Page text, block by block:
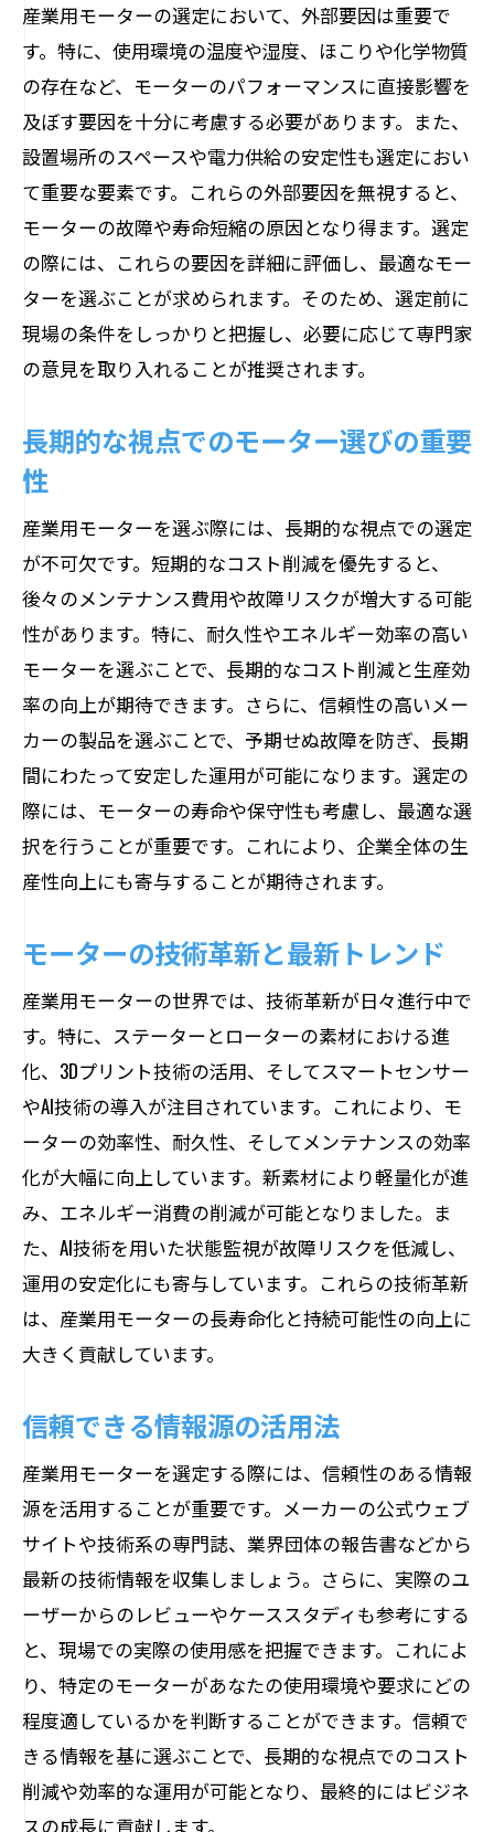
専門家による点検の重要性
故障予防につながるメンテナンス法
トラブルシューティングの具体例
最適なモーター選択は生産効率の向上につな
がる
生産効率を高めるモーターの選び方
効率的な運用を実現するためのポイント
モーターがもたらす生産ラインの変革
効率化によるコストの削減効果
最適化されたモーターがもたらす競争力
信頼できるモーターの供給元を見極めるため
信頼性の高いサプライヤーの特徴
供給元選びで失敗しないためのチェック
ポイント
評価の高いメーカーの選定基準
アフターサービスの重要性
供給元と長期的な関係構築を目指す
地元サプライヤーを選ぶ利点
口コミを活用した賢いモーター選びのテクニ
ック
口コミ情報の信頼性を見極める方法
実際の使用例から学ぶ選定のポイント
レビューサイトの賢い利用法
口コミを基にした実証済みの選定方法
他ユーザーの意見を反映した選び方
オンライン購入時に注意したいモーターの品
質保証と返品対応
オンライン購入でのトラブルを防ぐ方法
品質保証のチェックポイント
返品ポリシーの確認事項
オンラインサポートの活用法
購入前に確認すべき契約内容
産業用モーターの選定において、外部要因は重要で
す。特に、使用環境の温度や湿度、ほこりや化学物質
の存在など、モーターのパフォーマンスに直接影響を
及ぼす要因を十分に考慮する必要があります。また、
設置場所のスペースや電力供給の安定性も選定におい
て重要な要素です。これらの外部要因を無視すると、
モーターの故障や寿命短縮の原因となり得ます。選定
の際には、これらの要因を詳細に評価し、最適なモー
ターを選ぶことが求められます。そのため、選定前に
現場の条件をしっかりと把握し、必要に応じて専門家
の意見を取り入れることが推奨されます。
長期的な視点でのモーター選びの重要
性
産業用モーターを選ぶ際には、長期的な視点での選定
が不可欠です。短期的なコスト削減を優先すると、
後々のメンテナンス費用や故障リスクが増大する可能
性があります。特に、耐久性やエネルギー効率の高い
モーターを選ぶことで、長期的なコスト削減と生産効
率の向上が期待できます。さらに、信頼性の高いメー
カーの製品を選ぶことで、予期せぬ故障を防ぎ、長期
間にわたって安定した運用が可能になります。選定の
際には、モーターの寿命や保守性も考慮し、最適な選
択を行うことが重要です。これにより、企業全体の生
産性向上にも寄与することが期待されます。
モーターの技術革新と最新トレンド
産業用モーターの世界では、技術革新が日々進行中で
す。特に、ステーターとローターの素材における進
化、3Dプリント技術の活用、そしてスマートセンサー
やAI技術の導入が注目されています。これにより、モ
ーターの効率性、耐久性、そしてメンテナンスの効率
化が大幅に向上しています。新素材により軽量化が進
み、エネルギー消費の削減が可能となりました。ま
た、AI技術を用いた状態監視が故障リスクを低減し、
運用の安定化にも寄与しています。これらの技術革新
は、産業用モーターの長寿命化と持続可能性の向上に
大きく貢献しています。
信頼できる情報源の活用法
産業用モーターを選定する際には、信頼性のある情報
源を活用することが重要です。メーカーの公式ウェブ
サイトや技術系の専門誌、業界団体の報告書などから
最新の技術情報を収集しましょう。さらに、実際のユ
ーザーからのレビューやケーススタディも参考にする
と、現場での実際の使用感を把握できます。これによ
り、特定のモーターがあなたの使用環境や要求にどの
程度適しているかを判断することができます。信頼で
きる情報を基に選ぶことで、長期的な視点でのコスト
削減や効率的な運用が可能となり、最終的にはビジネ
スの成長に貢献します。